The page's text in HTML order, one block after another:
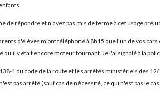
de répondre et n'avez pas mis de terme à cet usage
d'élèves m'ont téléphoné à 8h15 que l'un de vos
qu'il y était encore moteur tournant. Je l'ai signalé à la
1 du code de la route et les arrêtés ministériels des
pas arrêté (sauf cas de nécessité, ce qui n'est pas le